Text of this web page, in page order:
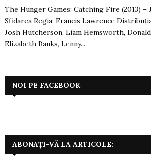
The Hunger Games: Catching Fire (2013) –
Sfidarea Regia: Francis Lawrence
Josh Hutcherson, Liam Hemsworth,
Elizabeth Banks, Lenny...
NOI PE FACEBOOK
ABONAȚI-VĂ LA ARTICOLE: